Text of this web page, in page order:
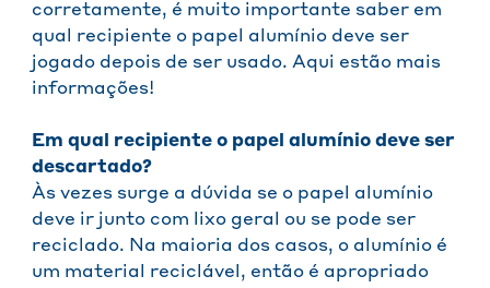
corretamente, é muito importante saber em
qual recipiente o papel alumínio deve ser
jogado depois de ser usado. Aqui estão mais
informações!
Em qual recipiente o papel alumínio deve ser
descartado?
Às vezes surge a dúvida se o papel alumínio
deve ir junto com lixo geral ou se pode ser
reciclado. Na maioria dos casos, o alumínio é
um material reciclável, então é apropriado